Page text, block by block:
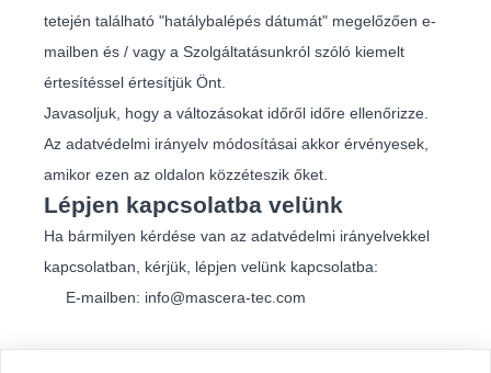
tetején található "hatálybalépés dátumát" megelőzően e-
mailben és / vagy a Szolgáltatásunkról szóló kiemelt
értesítéssel értesítjük Önt.
Javasoljuk, hogy a változásokat időről időre ellenőrizze.
Az adatvédelmi irányelv módosításai akkor érvényesek,
amikor ezen az oldalon közzéteszik őket.
Lépjen kapcsolatba velünk
Ha bármilyen kérdése van az adatvédelmi irányelvekkel
kapcsolatban, kérjük, lépjen velünk kapcsolatba:
E-mailben: info@mascera-tec.com